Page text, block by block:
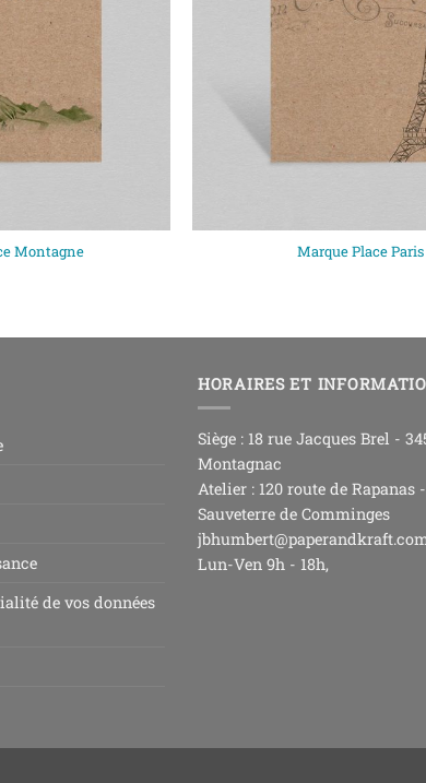
Montagne Marque Place Paris
de vos données
HORAIRES ET
Siège : 18 rue Jacques Brel -
Montagnac
Atelier : 120 route de Rapanas -
Sauveterre de Comminges
Lun-Ven 9h - 18h,